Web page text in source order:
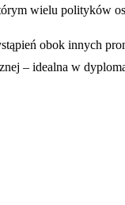
wielu polityków
obok innych
– idealna w